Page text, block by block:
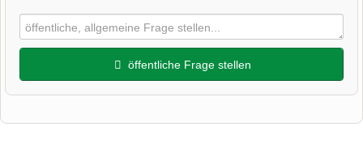
öffentliche Frage stellen